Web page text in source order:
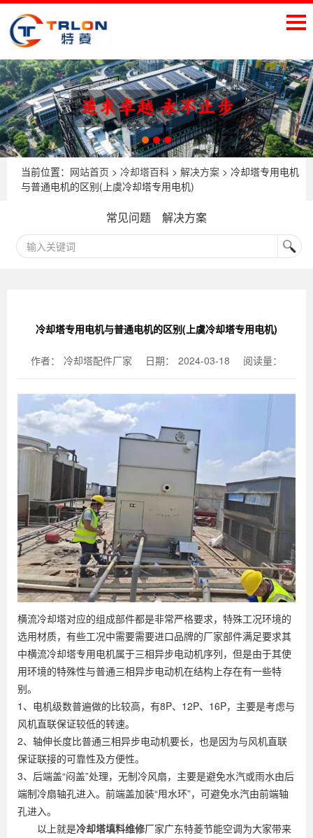
当前位置： 网站首页 > 冷却塔百科 > 解决方案 > 冷却塔专用电机
与普通电机的区别(上虞冷却塔专用电机)
常见问题 解决方案
冷却塔专用电机与普通电机的区别(上虞冷却塔专用电机)
作者： 冷却塔配件厂家 日期： 2024-03-18 阅读量：
横流冷却塔对应的组成部件都是非常严格要求，特殊工况环境的
选用材质，有些工况中需要需要进口品牌的厂家部件满足要求其
中横流冷却塔专用电机属于三相异步电动机序列，但是由于其使
用环境的特殊性与普通三相异步电动机在结构上存在有一些特
别。
1、电机级数普遍做的比较高，有8P、12P、16P，主要是考虑与
风机直联保证较低的转速。
2、轴伸长度比普通三相异步电动机要长，也是因为与风机直联
保证联接的可靠性及方便性。
3、后端盖“闷盖”处理，无制冷风扇，主要是避免水汽或雨水由后
端制冷扇轴孔进入。前端盖加装“甩水环”，可避免水汽由前端轴
孔进入。
以上就是冷却塔填料维修厂家广东特菱节能空调为大家带来